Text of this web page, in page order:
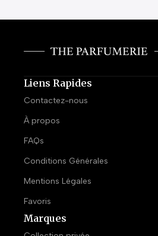
Liens Rapides
Contactez-nous
À propos
FAQs
Conditions Générales
Mentions Légales
Favoris
Marques